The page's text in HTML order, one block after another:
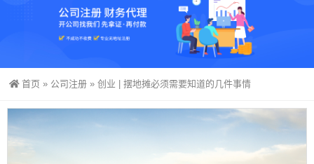
首页 » 公司注册 » 创业 | 摆地摊必须需要知道的几件事情